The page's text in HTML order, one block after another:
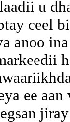
u
ceel
anoo
ee